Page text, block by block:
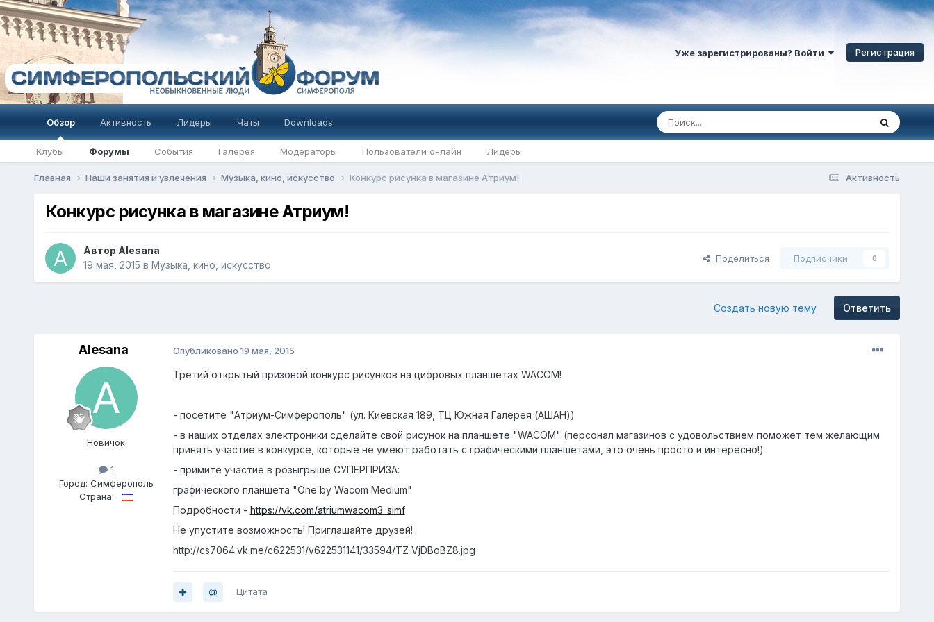
Уже зарегистрированы? Войти Регистрация
Обзор
Клубы Форумы События Галерея Модераторы Пользователи онлайн Лидеры
Активность Лидеры Чаты Downloads
Активность
Главная Наши занятия и увлечения Музыка, кино, искусство Конкурс рисунка в магазине Атриум!
Конкурс рисунка в магазине Атриум!
Автор Alesana
19 мая, 2015 в Музыка, кино, искусство
Поделиться Подписчики 0
Ответить
Создать новую тему
Alesana
Новичок
1
Город: Симферополь
Страна:
Опубликовано 19 мая, 2015
Третий открытый призовой конкурс рисунков на цифровых планшетах WACOM!
- посетите "Атриум-Симферополь" (ул. Киевская 189, ТЦ Южная Галерея (АШАН))
- в наших отделах электроники сделайте свой рисунок на планшете "WACOM" (персонал магазинов с удовольствием поможет тем желающим
принять участие в конкурсе, которые не умеют работать с графическими планшетами, это очень просто и интересно!)
- примите участие в розыгрыше СУПЕРПРИЗА:
графического планшета "One by Wacom Medium"
Подробности - https://vk.com/atriumwacom3_simf
Не упустите возможность! Приглашайте друзей!
http://cs7064.vk.me/c622531/v622531141/33594/TZ-VjDBoBZ8.jpg
Цитата